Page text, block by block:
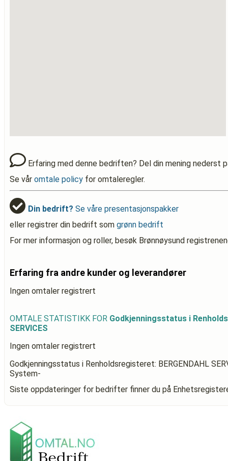
Erfaring med denne bedriften? Del din mening nederst
Se vår omtale policy for omtaleregler.
Din bedrift? Se våre presentasjonspakker
eller registrer din bedrift som grønn bedrift
For mer informasjon og roller, besøk Brønnøysund
Erfaring fra andre kunder og leverandører
Ingen omtaler registrert
OMTALE STATISTIKK FOR Godkjenningsstatus i
SERVICES
Ingen omtaler registrert
Godkjenningsstatus i Renholdsregisteret: BERGENDAHL
System-
Siste oppdateringer for bedrifter finner du på